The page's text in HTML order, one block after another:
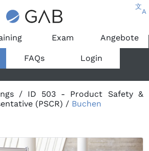
文
A
Exam Angebote
FAQs Login
/ ID 503 - Product Safety &
(PSCR) / Buchen